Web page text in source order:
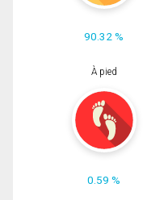
90.32 %
À pied
0.59 %